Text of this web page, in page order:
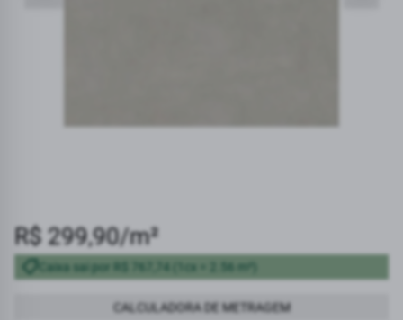
R$ 299,90/m²
Caixa sai por R$ 767,74 (1cx = 2.56 m²)
CALCULADORA DE METRAGEM